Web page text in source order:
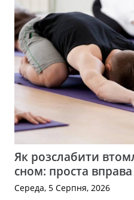
Як розслабити
сном: проста
Середа, 5 Серпня, 2026